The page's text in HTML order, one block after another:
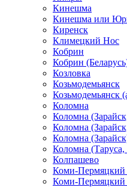
Кинешма
Кинешма или
Киренск
Климецкий Нос
Кобрин
Кобрин
Козловка
Козьмодемьянск
Козьмодемьянск
Коломна
Коломна
Коломна
Коломна
Коломна
Колпашево
Коми-Пермяцкий
Коми-Пермяцкий